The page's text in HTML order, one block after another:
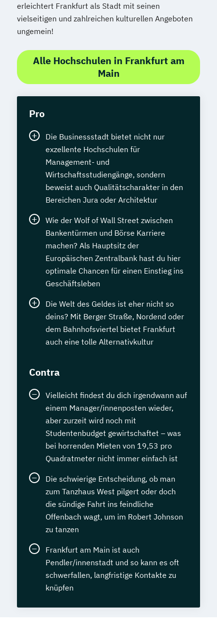
erleichtert Frankfurt als Stadt mit seinen
vielseitigen und zahlreichen kulturellen Angeboten
ungemein!
Alle Hochschulen in Frankfurt am
Main
Pro
Die Businessstadt bietet nicht nur
exzellente Hochschulen für
Management- und
Wirtschaftsstudiengänge, sondern
beweist auch Qualitätscharakter in den
Bereichen Jura oder Architektur
Wie der Wolf of Wall Street zwischen
Bankentürmen und Börse Karriere
machen? Als Hauptsitz der
Europäischen Zentralbank hast du hier
optimale Chancen für einen Einstieg ins
Geschäftsleben
Die Welt des Geldes ist eher nicht so
deins? Mit Berger Straße, Nordend oder
dem Bahnhofsviertel bietet Frankfurt
auch eine tolle Alternativkultur
Contra
Vielleicht findest du dich irgendwann auf
einem Manager/innenposten wieder,
aber zurzeit wird noch mit
Studentenbudget gewirtschaftet – was
bei horrenden Mieten von 19,53 pro
Quadratmeter nicht immer einfach ist
Die schwierige Entscheidung, ob man
zum Tanzhaus West pilgert oder doch
die sündige Fahrt ins feindliche
Offenbach wagt, um im Robert Johnson
zu tanzen
Frankfurt am Main ist auch
Pendler/innenstadt und so kann es oft
schwerfallen, langfristige Kontakte zu
knüpfen